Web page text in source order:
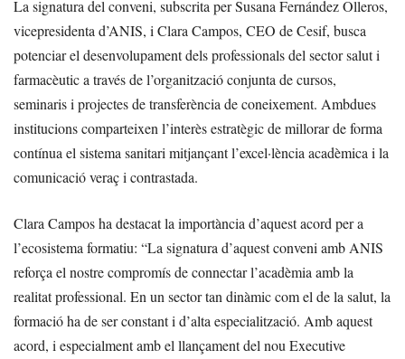
La signatura del conveni, subscrita per Susana Fernández Olleros,
vicepresidenta d’ANIS, i Clara Campos, CEO de Cesif, busca
potenciar el desenvolupament dels professionals del sector salut i
farmacèutic a través de l’organització conjunta de cursos,
seminaris i projectes de transferència de coneixement. Ambdues
institucions comparteixen l’interès estratègic de millorar de forma
contínua el sistema sanitari mitjançant l’excel·lència acadèmica i la
comunicació veraç i contrastada.
Clara Campos ha destacat la importància d’aquest acord per a
l’ecosistema formatiu: “La signatura d’aquest conveni amb ANIS
reforça el nostre compromís de connectar l’acadèmia amb la
realitat professional. En un sector tan dinàmic com el de la salut, la
formació ha de ser constant i d’alta especialització. Amb aquest
acord, i especialment amb el llançament del nou Executive